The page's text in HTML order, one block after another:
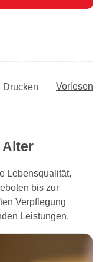
Vorlesen
Drucken
Alter
Lebensqualität,
bis zur
Verpflegung
Leistungen.